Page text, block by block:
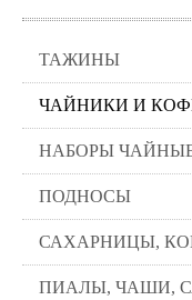
ТАЖИНЫ
ЧАЙНИКИ И
НАБОРЫ
ПОДНОСЫ
САХАРНИЦЫ,
ПИАЛЫ, ЧАШИ,